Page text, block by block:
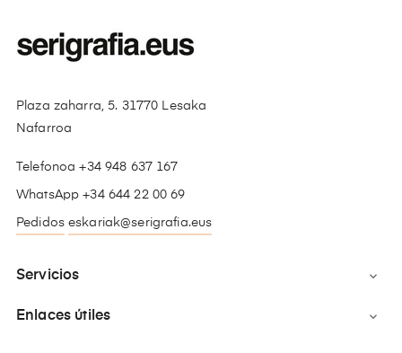
Plaza zaharra, 5. 31770 Lesaka
Nafarroa
Telefonoa +34 948 637 167
WhatsApp +34 644 22 00 69
Pedidos eskariak@serigrafia.eus
Servicios 
Enlaces útiles 